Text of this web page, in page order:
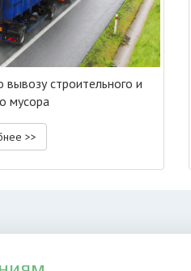
вывозу строительного и
мусора
>>